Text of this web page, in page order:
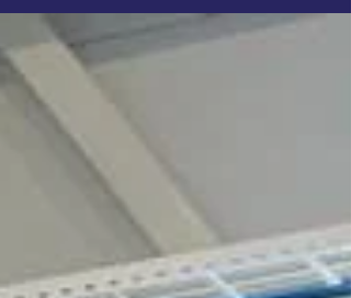
tehnikuma...